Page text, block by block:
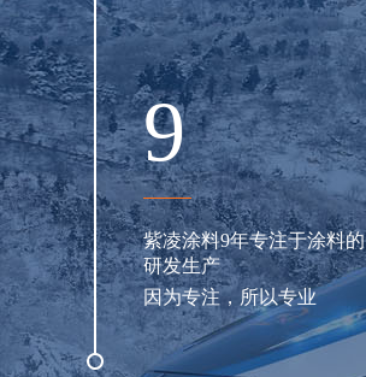
9
紫凌涂料9年专注于涂料的
研发生产
因为专注，所以专业